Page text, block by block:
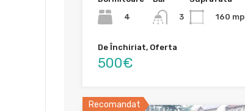
4
3
160 mp
De Închiriat, Oferta
500€
Recomandat